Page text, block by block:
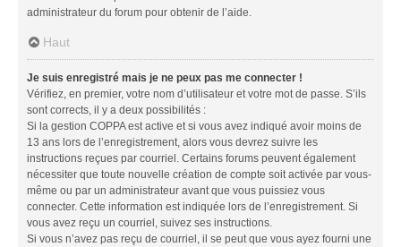
administrateur du forum pour obtenir de l’aide.
Haut
Je suis enregistré mais je ne peux pas me connecter !
Vérifiez, en premier, votre nom d’utilisateur et votre mot de passe. S’ils
sont corrects, il y a deux possibilités :
Si la gestion COPPA est active et si vous avez indiqué avoir moins de
13 ans lors de l’enregistrement, alors vous devrez suivre les
instructions reçues par courriel. Certains forums peuvent également
nécessiter que toute nouvelle création de compte soit activée par vous-
même ou par un administrateur avant que vous puissiez vous
connecter. Cette information est indiquée lors de l’enregistrement. Si
vous avez reçu un courriel, suivez ses instructions.
Si vous n’avez pas reçu de courriel, il se peut que vous ayez fourni une